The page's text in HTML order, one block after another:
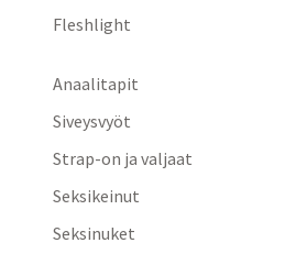
Fleshlight
Anaalitapit
Siveysvyöt
Strap-on ja valjaat
Seksikeinut
Seksinuket